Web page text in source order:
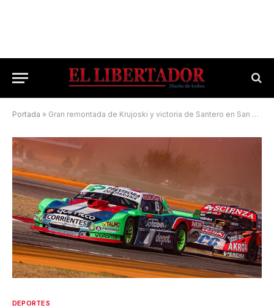
Portada » Gran remontada de Krujoski y victoria de Santero en San Luis
DEPORTES